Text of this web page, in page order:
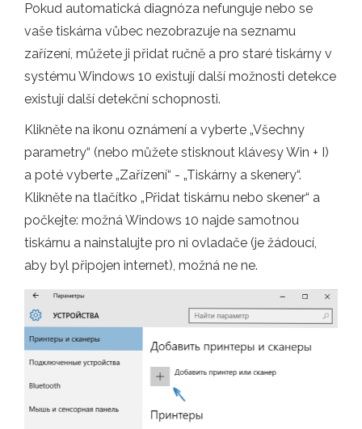
Pokud automatická diagnóza nefunguje nebo se
vaše tiskárna vůbec nezobrazuje na seznamu
zařízení, můžete ji přidat ručně a pro staré tiskárny v
systému Windows 10 existují další možnosti detekce
existují další detekční schopnosti.
Klikněte na ikonu oznámení a vyberte „Všechny
parametry“ (nebo můžete stisknout klávesy Win + I)
a poté vyberte „Zařízení“ - „Tiskárny a skenery“.
Klikněte na tlačítko „Přidat tiskárnu nebo skener“ a
počkejte: možná Windows 10 najde samotnou
tiskárnu a nainstalujte pro ni ovladače (je žádoucí,
aby byl připojen internet), možná ne ne.